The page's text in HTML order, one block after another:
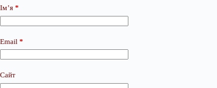
Ім’я *
Email *
Сайт